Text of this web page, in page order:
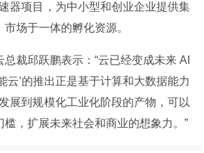
器项目，为中小型和创业企业提供集
场于一体的孵化资源。
裁邱跃鹏表示：“云已经变成未来 AI
云’的推出正是基于计算和大数据能力
展到规模化工业化阶段的产物，可以
槛，扩展未来社会和商业的想象力。”